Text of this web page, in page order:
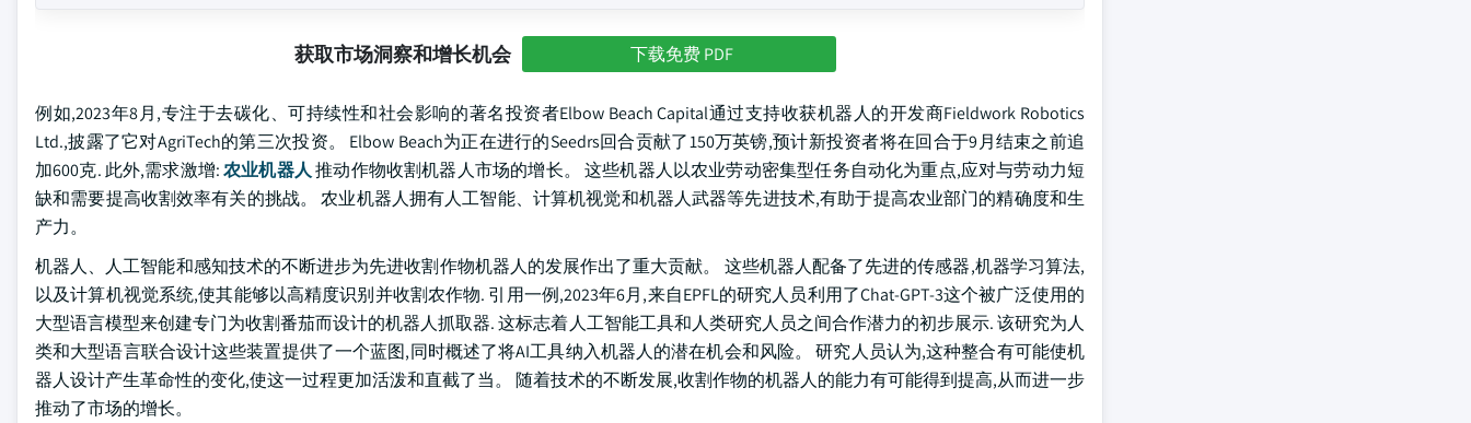
获取市场洞察和增长机会 下载免费 PDF
例如,2023年8月,专注于去碳化、可持续性和社会影响的著名投资者Elbow Beach Capital通过支持收获机器人的开发商Fieldwork Robotics
Ltd.,披露了它对AgriTech的第三次投资。 Elbow Beach为正在进行的Seedrs回合贡献了150万英镑,预计新投资者将在回合于9月结束之前追
加600克. 此外,需求激增:农业机器人推动作物收割机器人市场的增长。 这些机器人以农业劳动密集型任务自动化为重点,应对与劳动力短
缺和需要提高收割效率有关的挑战。 农业机器人拥有人工智能、计算机视觉和机器人武器等先进技术,有助于提高农业部门的精确度和生
产力。
机器人、人工智能和感知技术的不断进步为先进收割作物机器人的发展作出了重大贡献。 这些机器人配备了先进的传感器,机器学习算法,
以及计算机视觉系统,使其能够以高精度识别并收割农作物. 引用一例,2023年6月,来自EPFL的研究人员利用了Chat-GPT-3这个被广泛使用的
大型语言模型来创建专门为收割番茄而设计的机器人抓取器. 这标志着人工智能工具和人类研究人员之间合作潜力的初步展示. 该研究为人
类和大型语言联合设计这些装置提供了一个蓝图,同时概述了将AI工具纳入机器人的潜在机会和风险。 研究人员认为,这种整合有可能使机
器人设计产生革命性的变化,使这一过程更加活泼和直截了当。 随着技术的不断发展,收割作物的机器人的能力有可能得到提高,从而进一步
推动了市场的增长。